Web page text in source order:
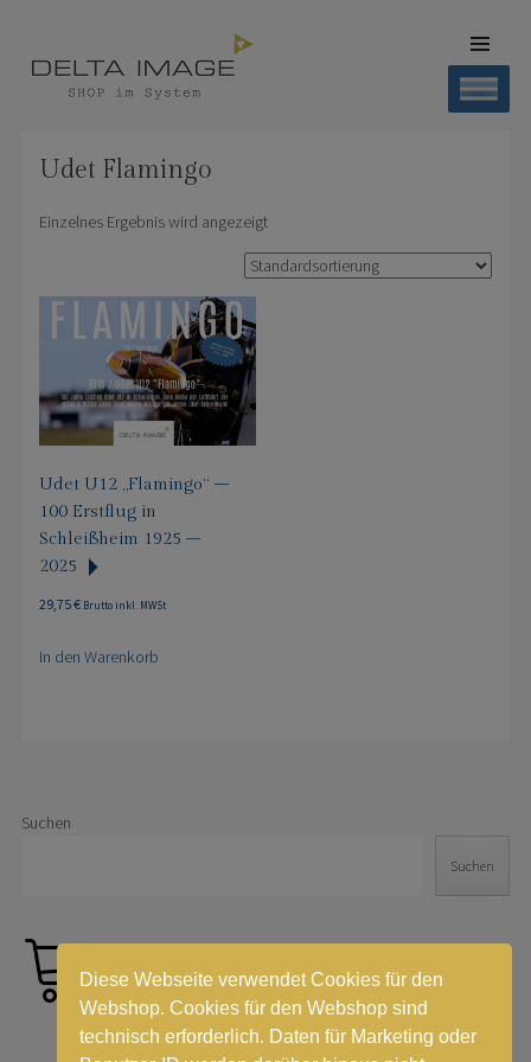
CONTENT
Udet Flamingo
Einzelnes Ergebnis wird angezeigt
Udet U12 „Flamingo“ –
100 Erstflug in
Schleißheim 1925 –
2025
29,75€ Brutto inkl. MWSt
In den Warenkorb
Suchen
Suchen
Diese Webseite verwendet Cookies für den
Webshop. Cookies für den Webshop sind
technisch erforderlich. Daten für Marketing oder